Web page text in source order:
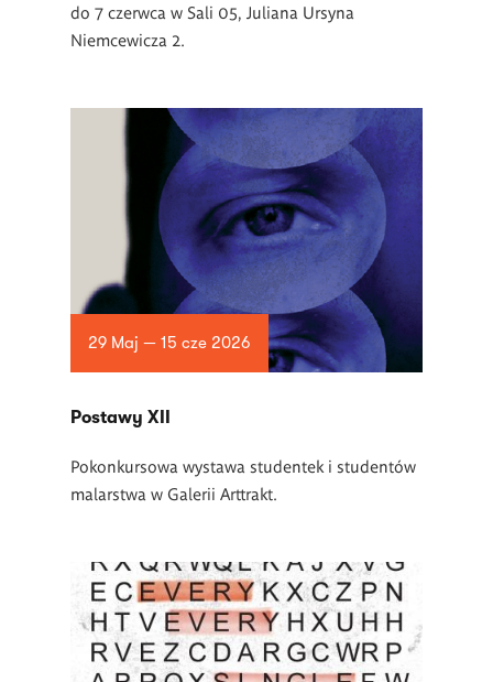
do 7 czerwca w Sali 05, Juliana Ursyna
Niemcewicza 2.
29 Maj — 15 cze 2026
Postawy XII
Pokonkursowa wystawa studentek i studentów
malarstwa w Galerii Arttrakt.